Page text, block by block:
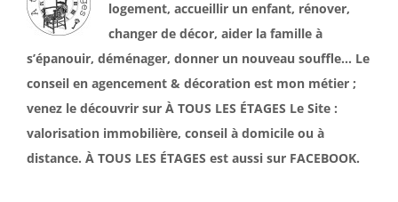
logement, accueillir un enfant, rénover,
changer de décor, aider la famille à
s’épanouir, déménager, donner un nouveau souffle… Le
conseil en agencement & décoration est mon métier ;
venez le découvrir sur À TOUS LES ÉTAGES Le Site :
valorisation immobilière, conseil à domicile ou à
distance. À TOUS LES ÉTAGES est aussi sur FACEBOOK.